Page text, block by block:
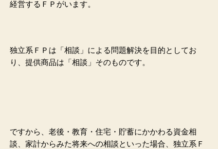
経営するＦＰがいます。
独立系ＦＰは「相談」による問題解決を目的としてお
り、提供商品は「相談」そのものです。
ですから、老後・教育・住宅・貯蓄にかかわる資金相
談、家計からみた将来への相談といった場合、独立系Ｆ